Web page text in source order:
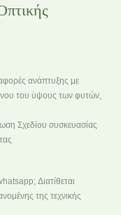
ανάπτυξης με
του ύψους των φυτών,
Σχεδίου συσκευασίας
Διατίθεται
της τεχνικής